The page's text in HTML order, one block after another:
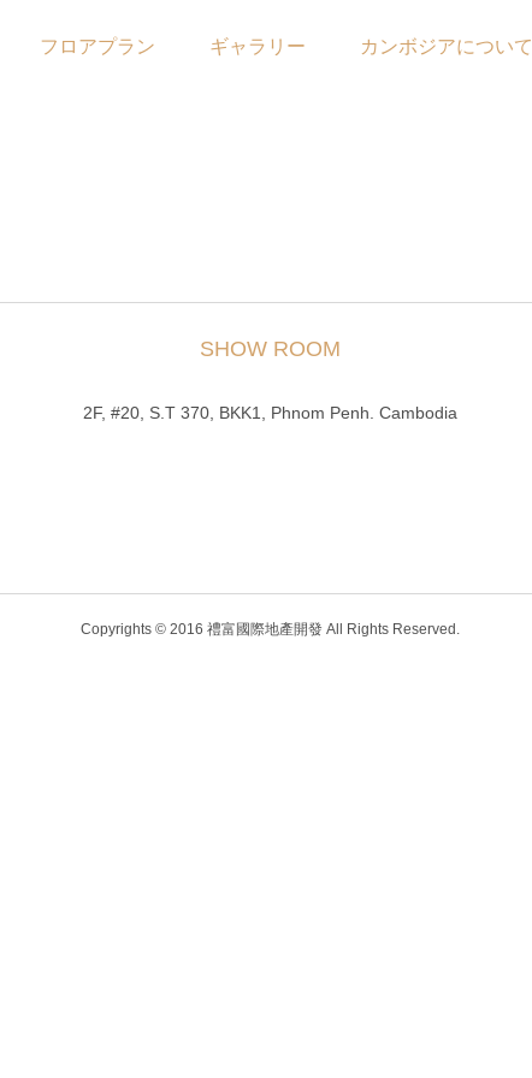
フロアプラン ギャラリー カンボジアについて
SHOW ROOM
2F, #20, S.T 370, BKK1, Phnom Penh. Cambodia
Copyrights © 2016 禮富國際地產開發 All Rights Reserved.